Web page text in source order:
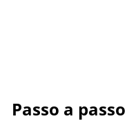
Passo a